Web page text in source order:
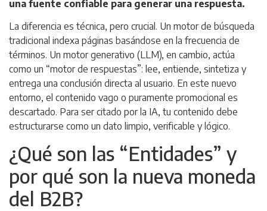
una fuente confiable para generar una respuesta.
La diferencia es técnica, pero crucial. Un motor de búsqueda
tradicional indexa páginas basándose en la frecuencia de
términos. Un motor generativo (LLM), en cambio, actúa
como un “motor de respuestas”: lee, entiende, sintetiza y
entrega una conclusión directa al usuario. En este nuevo
entorno, el contenido vago o puramente promocional es
descartado. Para ser citado por la IA, tu contenido debe
estructurarse como un dato limpio, verificable y lógico.
¿Qué son las “Entidades” y
por qué son la nueva moneda
del B2B?